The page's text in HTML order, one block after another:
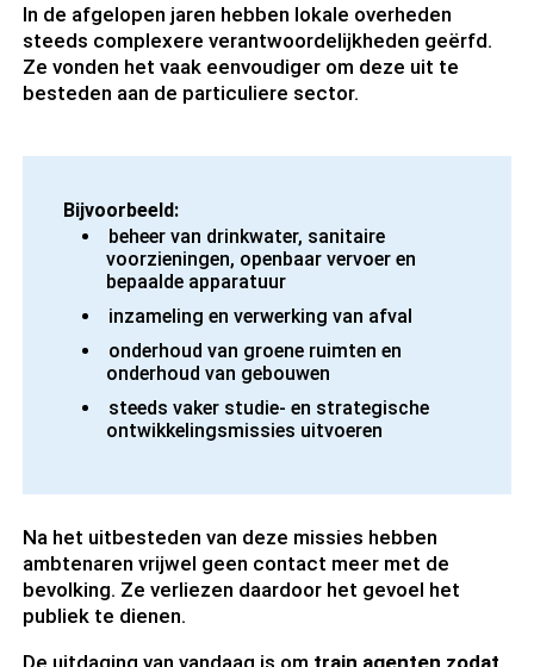
In de afgelopen jaren hebben lokale overheden
steeds complexere verantwoordelijkheden geërfd.
Ze vonden het vaak eenvoudiger om deze uit te
besteden aan de particuliere sector.
Bijvoorbeeld:
beheer van drinkwater, sanitaire
voorzieningen, openbaar vervoer en
bepaalde apparatuur
inzameling en verwerking van afval
onderhoud van groene ruimten en
onderhoud van gebouwen
steeds vaker studie- en strategische
ontwikkelingsmissies uitvoeren
Na het uitbesteden van deze missies hebben
ambtenaren vrijwel geen contact meer met de
bevolking. Ze verliezen daardoor het gevoel het
publiek te dienen.
De uitdaging van vandaag is om train agenten zodat